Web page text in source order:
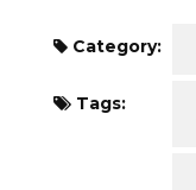
Category:
Tags: